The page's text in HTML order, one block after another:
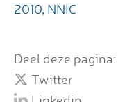
2010, NNIC
Deel deze pagina:
Twitter